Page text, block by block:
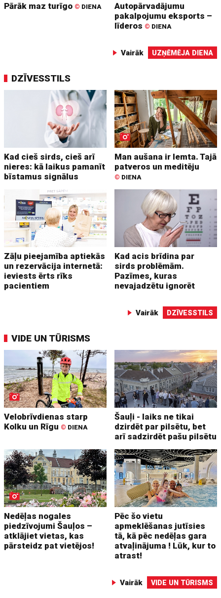
Pārāk maz turīgo © DIENA
Autopārvadājumu
pakalpojumu eksports –
līderos © DIENA
Vairāk UZŅĒMĒJA DIENA
DZĪVESSTILS
Kad cieš sirds, cieš arī
nieres: kā laikus pamanīt
bīstamus signālus
Man aušana ir lemta. Tajā
patveros un meditēju
© DIENA
Zāļu pieejamība aptiekās
un rezervācija internetā:
ieviests ērts rīks
pacientiem
Kad acis brīdina par
sirds problēmām.
Pazīmes, kuras
nevajadzētu ignorēt
Vairāk DZĪVESSTILS
VIDE UN TŪRISMS
Velobrīvdienas starp
Kolku un Rīgu © DIENA
Šauļi - laiks ne tikai
dzirdēt par pilsētu, bet
arī sadzirdēt pašu pilsētu
Nedēļas nogales
piedzīvojumi Šauļos –
atklājiet vietas, kas
pārsteidz pat vietējos!
Pēc šo vietu
apmeklēšanas jutīsies
tā, kā pēc nedēļas gara
atvaļinājuma ! Lūk, kur to
atrast!
Vairāk VIDE UN TŪRISMS